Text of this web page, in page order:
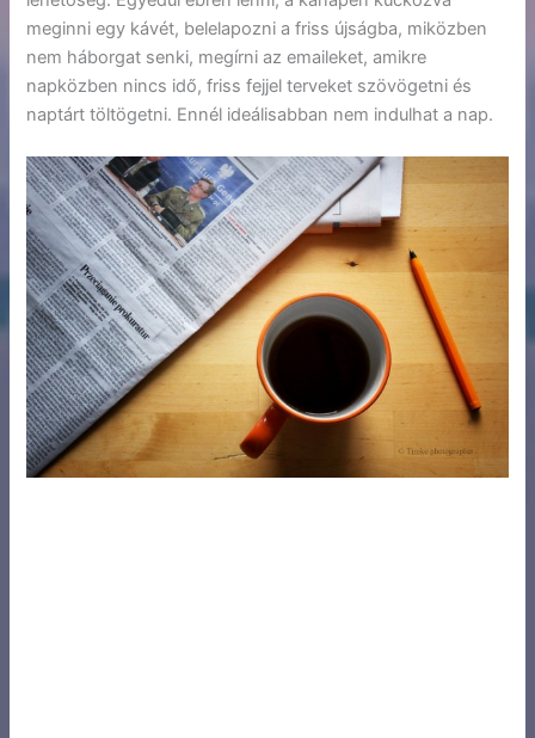
meginni egy kávét, belelapozni a friss újságba, miközben
nem háborgat senki, megírni az emaileket, amikre
napközben nincs idő, friss fejjel terveket szövögetni és
naptárt töltögetni. Ennél ideálisabban nem indulhat a nap.